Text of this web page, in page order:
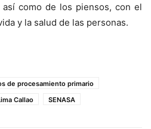
como de los piensos, con el
y la salud de las personas.
de procesamiento primario
Callao SENASA